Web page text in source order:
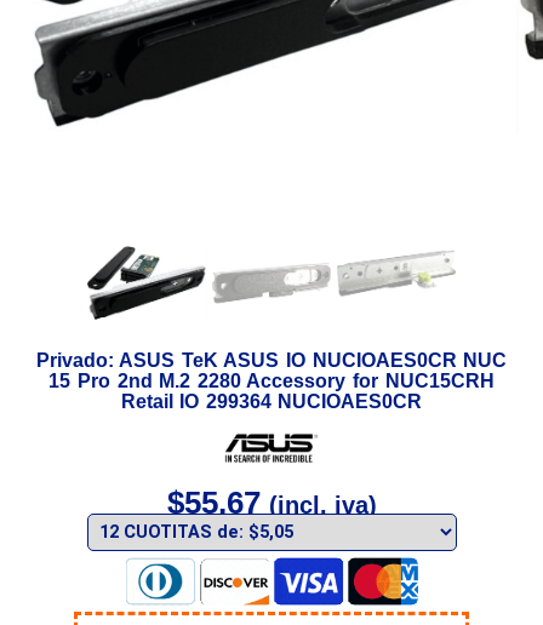
Privado: ASUS TeK ASUS IO NUCIOAES0CR NUC
15 Pro 2nd M.2 2280 Accessory for NUC15CRH
Retail IO 299364 NUCIOAES0CR
$55,67 (incl. iva)